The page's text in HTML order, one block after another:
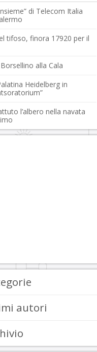
di Telecom Italia
tifoso, finora 17920 per il
alla Cala
Heidelberg in
l’albero nella navata
autori